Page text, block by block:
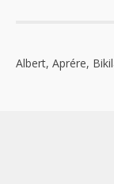
Albert, Aprére,